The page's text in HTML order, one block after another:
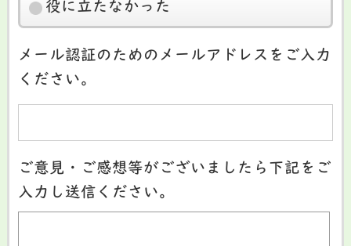
役に立たなかった
メール認証のためのメールアドレスをご入力
ください。
ご意見・ご感想等がございましたら下記をご
入力し送信ください。